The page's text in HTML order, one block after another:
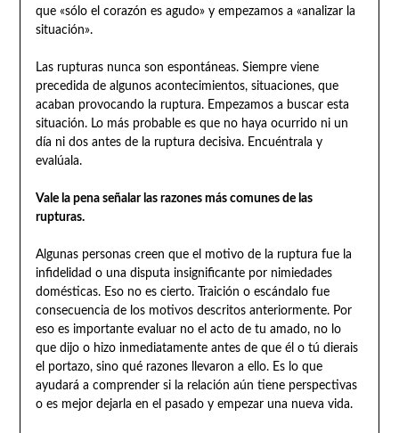
que «sólo el corazón es agudo» y empezamos a «analizar la
situación».
Las rupturas nunca son espontáneas. Siempre viene
precedida de algunos acontecimientos, situaciones, que
acaban provocando la ruptura. Empezamos a buscar esta
situación. Lo más probable es que no haya ocurrido ni un
día ni dos antes de la ruptura decisiva. Encuéntrala y
evalúala.
Vale la pena señalar las razones más comunes de las
rupturas.
Algunas personas creen que el motivo de la ruptura fue la
infidelidad o una disputa insignificante por nimiedades
domésticas. Eso no es cierto. Traición o escándalo fue
consecuencia de los motivos descritos anteriormente. Por
eso es importante evaluar no el acto de tu amado, no lo
que dijo o hizo inmediatamente antes de que él o tú dierais
el portazo, sino qué razones llevaron a ello. Es lo que
ayudará a comprender si la relación aún tiene perspectivas
o es mejor dejarla en el pasado y empezar una nueva vida.